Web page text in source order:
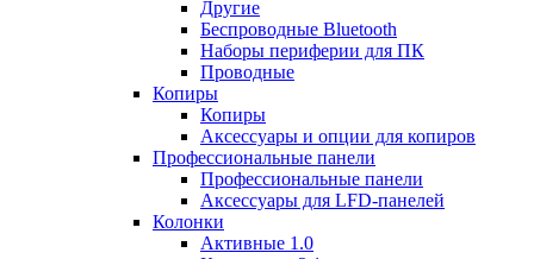
Другие
Беспроводные Bluetooth
Наборы периферии для ПК
Проводные
Копиры
Копиры
Аксессуары и опции для копиров
Профессиональные панели
Профессиональные панели
Аксессуары для LFD-панелей
Колонки
Активные 1.0